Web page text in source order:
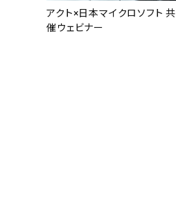
アクト×日本マイクロソフト 共
催ウェビナー